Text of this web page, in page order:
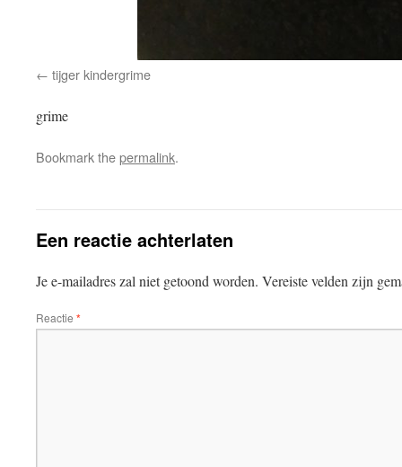
tijger kindergrime
grime
Bookmark thepermalink.
Een reactie achterlaten
Je e-mailadres zal niet getoond worden. Vereiste velden zijn
Reactie *